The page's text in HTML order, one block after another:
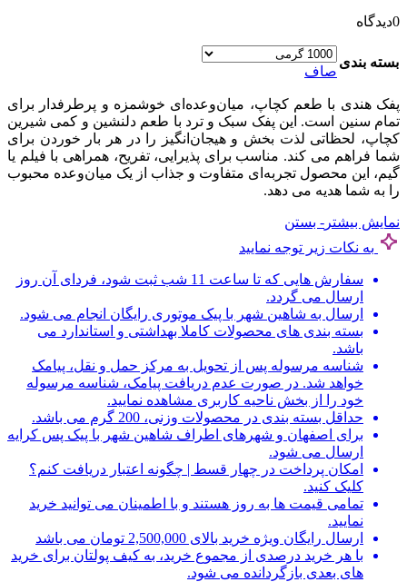
0دیدگاه
بسته بندی
صاف
پفک هندی با طعم کچاپ، میان‌وعده‌ای خوشمزه و پرطرفدار برای
تمام سنین است. این پفک سبک و ترد با طعم دلنشین و کمی شیرین
کچاپ، لحظاتی لذت‌ بخش و هیجان‌انگیز را در هر بار خوردن برای
شما فراهم می‌ کند. مناسب برای پذیرایی، تفریح، همراهی با فیلم یا
گیم، این محصول تجربه‌ای متفاوت و جذاب از یک میان‌وعده محبوب
را به شما هدیه می‌ دهد.
نمایش بیشتر - بستن
به نکات زیر توجه نمایید
سفارش هایی که تا ساعت 11 شب ثبت شود، فردای آن روز
ارسال می گردد.
ارسال به شاهین شهر با پیک موتوری رایگان انجام می شود.
بسته بندی های محصولات کاملا بهداشتی و استاندارد می
باشد.
شناسه مرسوله پس از تحویل به مرکز حمل و نقل، پیامک
خواهد شد. در صورت عدم دریافت پیامک، شناسه مرسوله
خود را از بخش ناحیه کاربری مشاهده نمایید.
حداقل بسته بندی در محصولات وزنی، 200 گرم می باشد.
برای اصفهان و شهرهای اطراف شاهین شهر با پیک پس کرایه
ارسال می شود.
امکان پرداخت در چهار قسط | چگونه اعتبار دریافت کنم؟
کلیک کنید.
تمامی قیمت ها به روز هستند و با اطمینان می توانید خرید
نمایید.
ارسال رایگان ویژه خرید بالای 2,500,000 تومان می باشد
با هر خرید درصدی از مجموع خرید، به کیف پولتان برای خرید
های بعدی بازگردانده می شود.